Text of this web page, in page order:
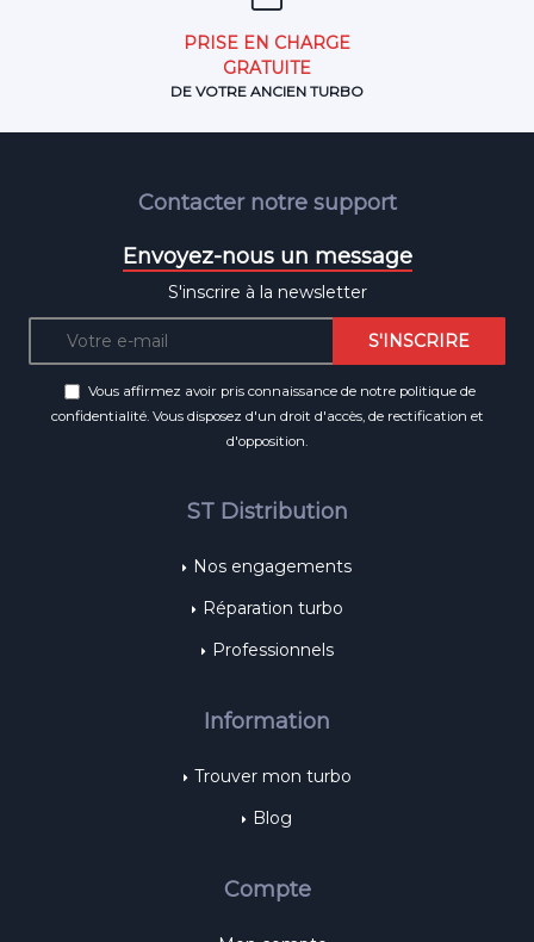
PRISE EN CHARGE
GRATUITE
DE VOTRE ANCIEN TURBO
Contacter notre support
Envoyez-nous un message
S'inscrire à la newsletter
Vous affirmez avoir pris connaissance de notre politique de
confidentialité. Vous disposez d'un droit d'accès, de rectification et
d'opposition.
ST Distribution
Nos engagements
Réparation turbo
Professionnels
Information
Trouver mon turbo
Blog
Compte